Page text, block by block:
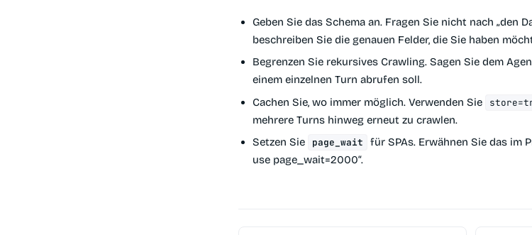
Geben Sie das Schema an. Fragen Sie nicht nach „den
beschreiben Sie die genauen Felder, die Sie haben
Begrenzen Sie rekursives Crawling. Sagen Sie dem
einem einzelnen Turn abrufen soll.
Cachen Sie, wo immer möglich. Verwenden Sie
mehrere Turns hinweg erneut zu crawlen.
Setzen Sie
page_wait für SPAs. Erwähnen Sie das im
use page_wait=2000“.